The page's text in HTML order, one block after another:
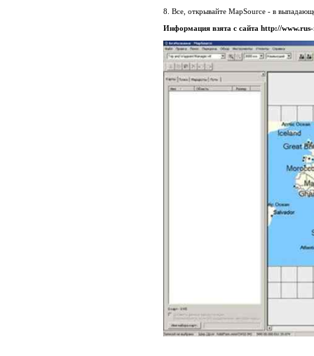
8. Все, открывайте MapSource - в
Информация взята с сайта http://